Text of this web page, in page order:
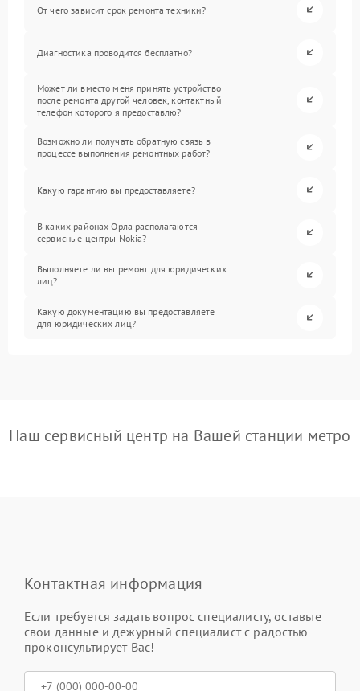
От чего зависит срок ремонта техники?
Диагностика проводится бесплатно?
Может ли вместо меня принять устройство
после ремонта другой человек, контактный
телефон которого я предоставлю?
Возможно ли получать обратную связь в
процессе выполнения ремонтных работ?
Какую гарантию вы предоставляете?
В каких районах Орла располагаются
сервисные центры Nokia?
Выполняете ли вы ремонт для юридических
лиц?
Какую документацию вы предоставляете
для юридических лиц?
Наш сервисный центр на Вашей станции метро
Контактная информация
Если требуется задать вопрос специалисту, оставьте
свои данные и дежурный специалист с радостью
проконсультирует Вас!